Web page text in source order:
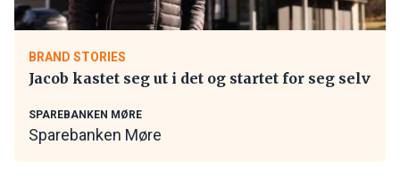
BRAND STORIES
Jacob kastet seg ut i det og startet for seg selv
SPAREBANKEN MØRE
Sparebanken Møre